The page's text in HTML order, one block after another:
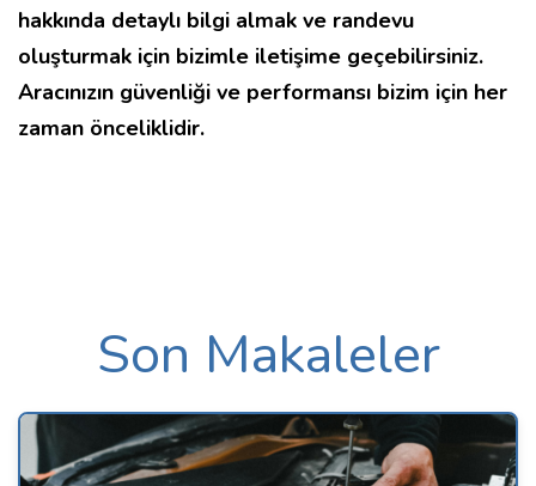
hakkında detaylı bilgi almak ve randevu
oluşturmak için bizimle iletişime geçebilirsiniz.
Aracınızın güvenliği ve performansı bizim için her
zaman önceliklidir.
Son Makaleler